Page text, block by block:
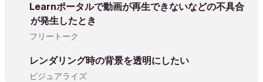
Learnポータルで動画が再生できないなどの不具合
が発生したとき
フリートーク
レンダリング時の背景を透明にしたい
ビジュアライズ